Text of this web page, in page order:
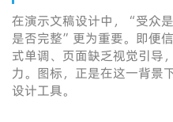
在演示文稿设计中，“受众
是否完整”更为重要。即便
式单调、页面缺乏视觉引导
力。图标，正是在这一背景
设计工具。